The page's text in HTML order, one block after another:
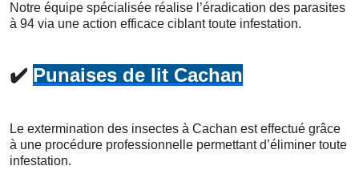
Notre équipe spécialisée réalise l’éradication des parasites
à 94 via une action efficace ciblant toute infestation.
✔️ Punaises de lit Cachan
Le extermination des insectes à Cachan est effectué grâce
à une procédure professionnelle permettant d’éliminer toute
infestation.